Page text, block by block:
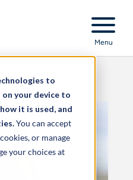
to
your device to
it is used, and
You can accept
or manage
your choices at
Menu